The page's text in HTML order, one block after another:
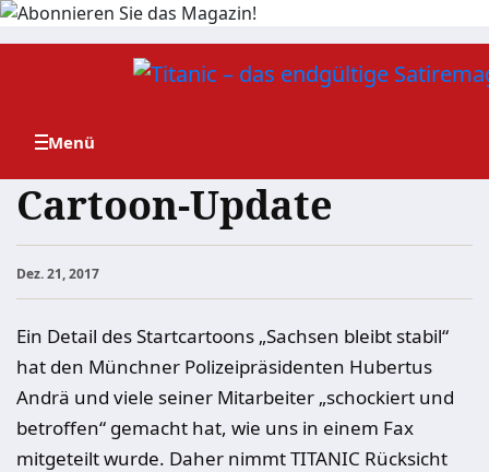
Zum
Cartoon-Update
Dez. 21, 2017
Ein Detail des Startcartoons „Sachsen bleibt stabil“
hat den Münchner Polizeipräsidenten Hubertus
Andrä und viele seiner Mitarbeiter „schockiert und
betroffen“ gemacht hat, wie uns in einem Fax
mitgeteilt wurde. Daher nimmt TITANIC Rücksicht